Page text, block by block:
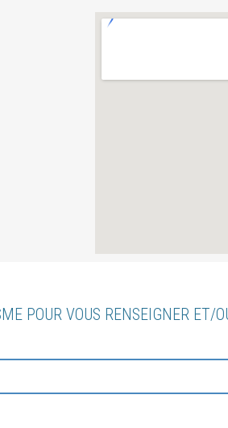
POUR VOUS RENSEIGNER ET/